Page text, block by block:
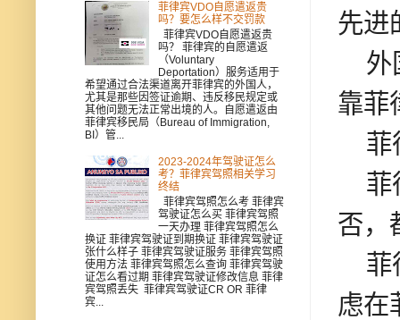
先进
外
靠菲
菲
菲
否，
菲
虑在
菲律宾VDO自愿遣返贵
吗？要怎么样不交罚款
菲律宾VDO自愿遣返贵
吗？ 菲律宾的自愿遣返
（Voluntary
Deportation）服务适用于
希望通过合法渠道离开菲律宾的外国人，
尤其是那些因签证逾期、违反移民规定或
其他问题无法正常出境的人。自愿遣返由
菲律宾移民局（Bureau of Immigration,
BI）管...
2023-2024年驾驶证怎么
考？菲律宾驾照相关学习
终结
菲律宾驾照怎么考 菲律宾
驾驶证怎么买 菲律宾驾照
一天办理 菲律宾驾照怎么
换证 菲律宾驾驶证到期换证 菲律宾驾驶证
张什么样子 菲律宾驾驶证服务 菲律宾驾照
使用方法 菲律宾驾照怎么查询 菲律宾驾驶
证怎么看过期 菲律宾驾驶证修改信息 菲律
宾驾照丢失 菲律宾驾驶证CR OR 菲律
宾...